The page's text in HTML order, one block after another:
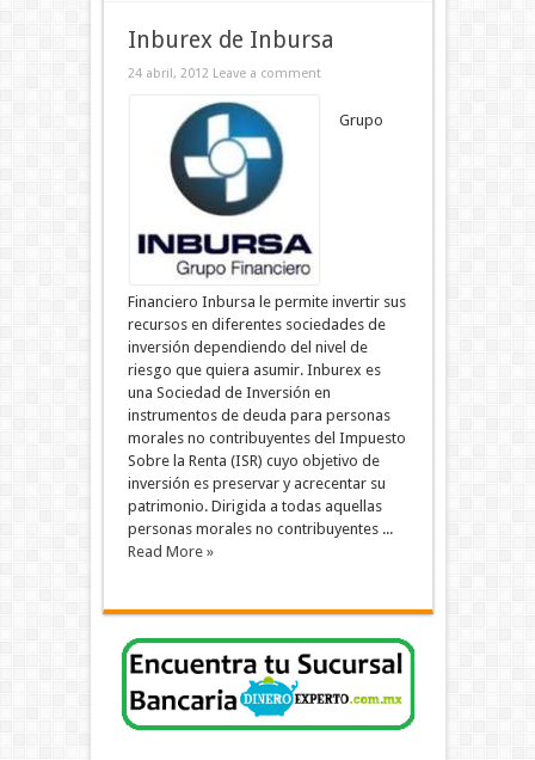
Inburex de Inbursa
24 abril, 2012 Leave a comment
Grupo
Financiero Inbursa le permite invertir sus
recursos en diferentes sociedades de
inversión dependiendo del nivel de
riesgo que quiera asumir. Inburex es
una Sociedad de Inversión en
instrumentos de deuda para personas
morales no contribuyentes del Impuesto
Sobre la Renta (ISR) cuyo objetivo de
inversión es preservar y acrecentar su
patrimonio. Dirigida a todas aquellas
personas morales no contribuyentes ...
Read More »